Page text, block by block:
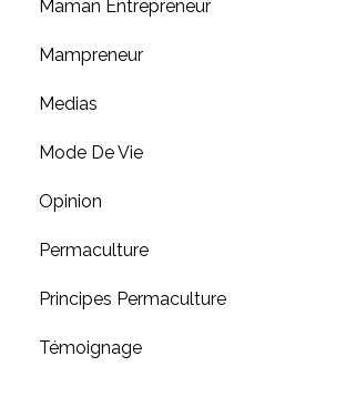
Maman Entrepreneur
Mampreneur
Medias
Mode De Vie
Opinion
Permaculture
Principes Permaculture
Témoignage